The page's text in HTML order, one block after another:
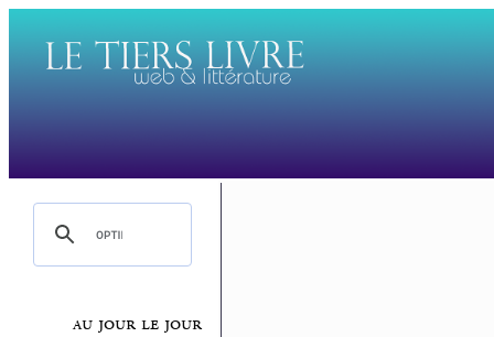
au jour le jour